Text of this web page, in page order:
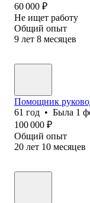
60 000 ₽
Не ищет работу
Общий опыт
9 лет 8 месяцев
Помощник
61 год • Была 1
100 000 ₽
Общий опыт
20 лет 10 месяцев